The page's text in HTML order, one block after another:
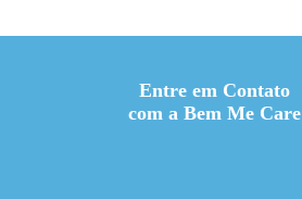
Entre em Contato
com a Bem Me Care